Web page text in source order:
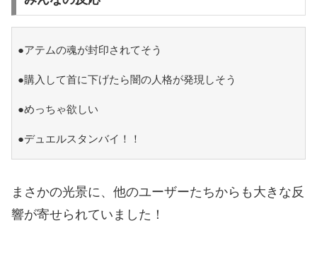
●アテムの魂が封印されてそう
●購入して首に下げたら闇の人格が発現しそう
●めっちゃ欲しい
●デュエルスタンバイ！！
まさかの光景に、他のユーザーたちからも大きな反
響が寄せられていました！